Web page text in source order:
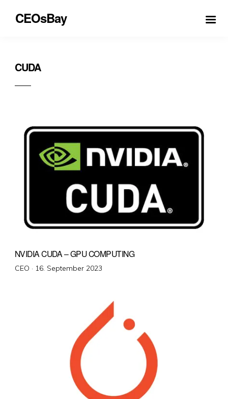
CEOsBay
CUDA
NVIDIA CUDA – GPU COMPUTING
CEO · Veröffentlicht
16. September 2023